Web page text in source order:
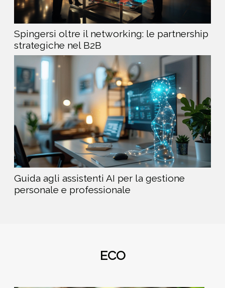
Spingersi oltre il networking: le partnership
strategiche nel B2B
Guida agli assistenti AI per la gestione
personale e professionale
ECO